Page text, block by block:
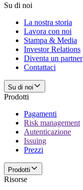
Su di noi
La nostra storia
Lavora con noi
Stampa & Media
Investor Relations
Diventa un partner
Contattaci
Su di noi
Prodotti
Pagamenti
Risk management
Autenticazione
Issuing
Prezzi
Prodotti
Risorse